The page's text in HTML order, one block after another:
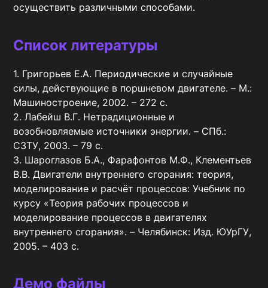
осуществить различными способами.
Список литературы
1. Григорьев Е.А. Периодические и случайные
силы, действующие в поршневом двигателе. – М.:
Машиностроение, 2002. – 272 с.
2. Лабейш В.Г. Нетрадиционные и
возобновляемые источники энергии. – СПб.:
СЗТУ, 2003. – 79 с.
3. Шароглазов Б.А., Фарафонтов М.Ф., Клементьев
В.В. Двигатели внутреннего сгорания: теория,
моделирование и расчёт процессов: Учебник по
курсу «Теория рабочих процессов и
моделирование процессов в двигателях
внутреннего сгорания». – Челябинск: Изд. ЮУрГУ,
2005. – 403 с.
Демо файлы